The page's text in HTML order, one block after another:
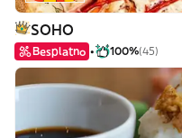
SOHO
Besplatno 100%(45)